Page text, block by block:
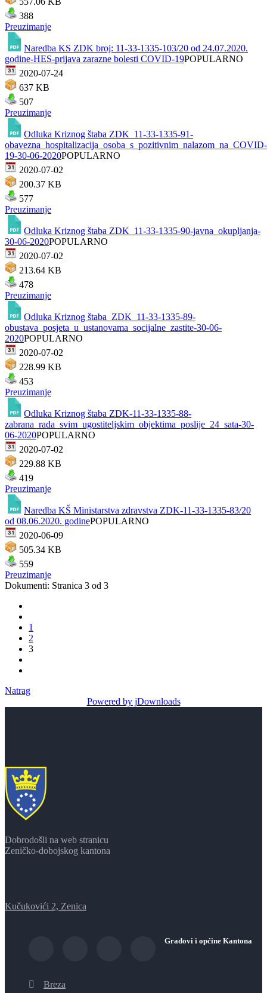
388
Preuzimanje
Naredba KS ZDK broj: 11-33-1335-103/20 od 24.07.2020.
godine-HES-prijava zarazne bolesti COVID-19POPULARNO
2020-07-24
637 KB
507
Preuzimanje
Odluka Kriznog štaba ZDK_11-33-1335-91-
obavezna_hospitalizacija_osoba_s_pozitivnim_nalazom_na_COVID-
19-30-06-2020POPULARNO
2020-07-02
200.37 KB
577
Preuzimanje
Odluka Kriznog štaba ZDK_11-33-1335-90-javna_okupljanja-
30-06-2020POPULARNO
2020-07-02
213.64 KB
478
Preuzimanje
Odluka Kriznog štaba_ZDK_11-33-1335-89-
obustava_posjeta_u_ustanovama_socijalne_zastite-30-06-
2020POPULARNO
2020-07-02
228.99 KB
453
Preuzimanje
Odluka Kriznog štaba ZDK-11-33-1335-88-
zabrana_rada_svim_ugostiteljskim_objektima_poslije_24_sata-30-
06-2020POPULARNO
2020-07-02
229.88 KB
419
Preuzimanje
Naredba KŠ Ministarstva zdravstva ZDK-11-33-1335-83/20
od 08.06.2020. godinePOPULARNO
2020-06-09
505.34 KB
559
Preuzimanje
Dokumenti: Stranica 3 od 3
1
2
3
Natrag
Powered by jDownloads
Dobrodošli na web stranicu
Zeničko-dobojskog kantona
Kučukovići 2, Zenica
Gradovi i općine Kantona
Breza